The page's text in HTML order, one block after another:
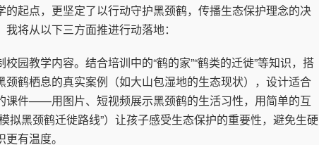
的起点，更坚定了以行动守护黑颈鹤，传播生态保护理念的决
我将从以下三方面推进行动落地：
教学内容。结合培训中的“鹤的家”“鹤类的迁徙”等知识，搭
颈鹤栖息的真实案例（如大山包湿地的生态现状），设计适合
课件——用图片、短视频展示黑颈鹤的生活习性，用简单的互
拟黑颈鹤迁徙路线”）让孩子感受生态保护的重要性，避免生硬
有温度。